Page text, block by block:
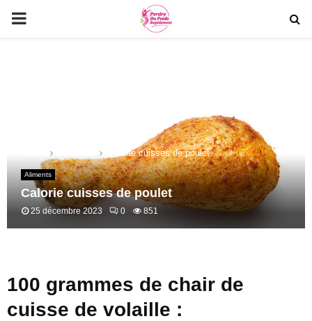
PRIMARY
Calorie cuisses de poulet
Aliments
Calorie cuisses de poulet
25 décembre 2023 0 851
100 grammes de chair de
cuisse de volaille :